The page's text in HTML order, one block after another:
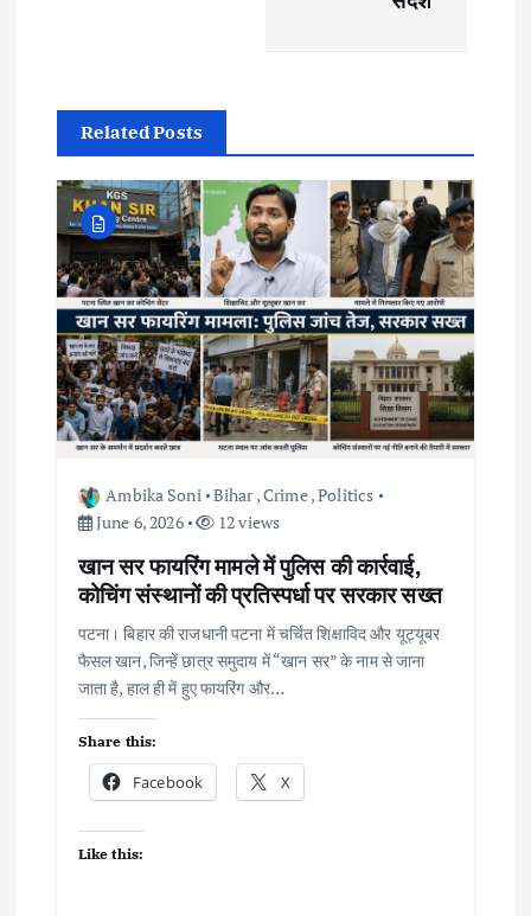
g
a
t
Related Posts
Ambika Soni Bihar,Crime,Politics
June 6, 2026
12 views
खान सर फायरिंग मामले में पुलिस की कार्रवाई,
कोचिंग संस्थानों की प्रतिस्पर्धा पर सरकार सख्त
पटना। बिहार की राजधानी पटना में चर्चित शिक्षाविद और यूट्यूबर
फैसल खान, जिन्हें छात्र समुदाय में “खान सर” के नाम से जाना
जाता है, हाल ही में हुए फायरिंग और…
Share this:
Facebook X
Like this: